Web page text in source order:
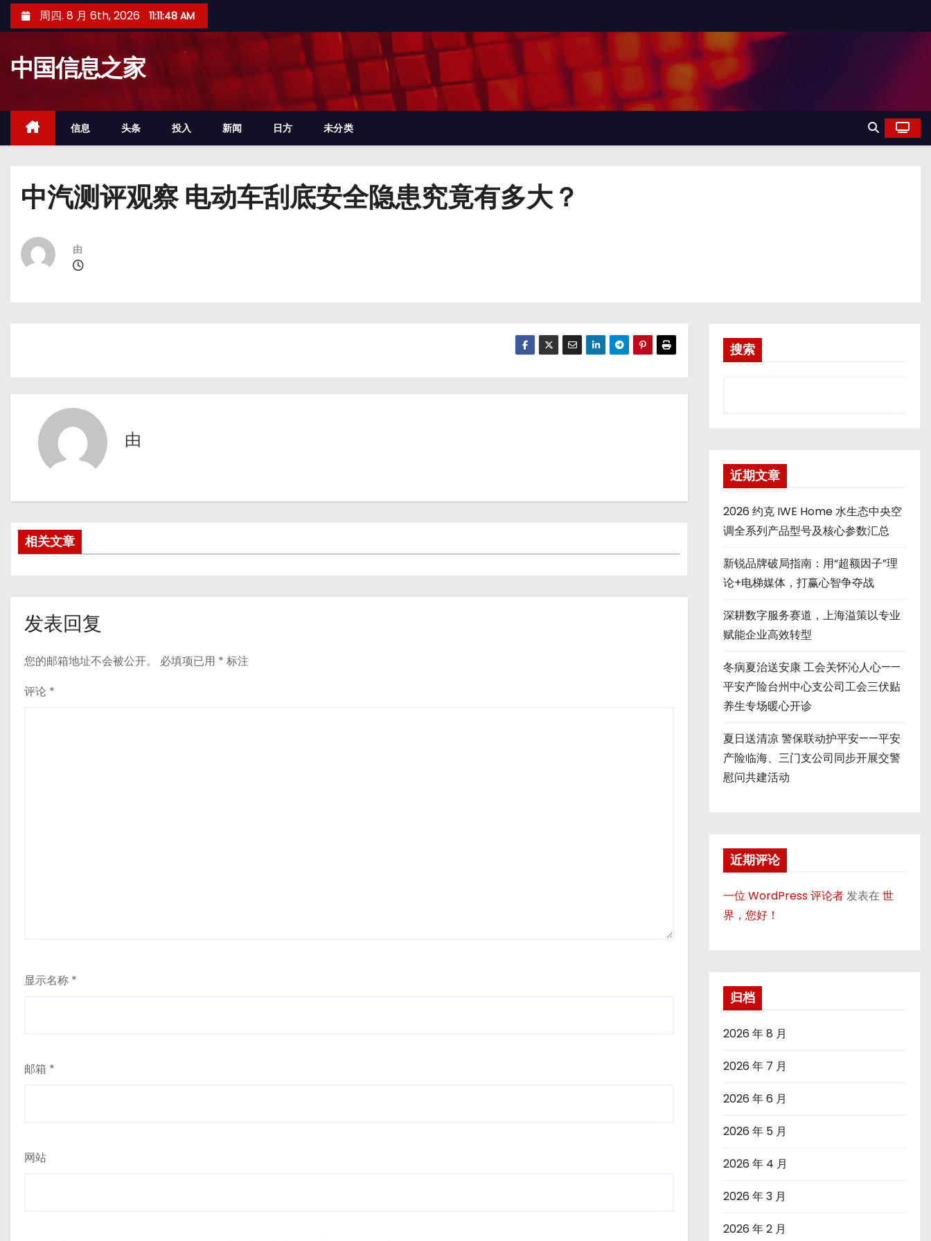
至
周四. 8 月 6th, 2026 11:11:49 AM
中国信息之家
信息 头条 投入 新闻 日方 未分类
中汽测评观察 电动车刮底安全隐患究竟有多大？
由
由
相关文章
发表回复
您的邮箱地址不会被公开。 必填项已用 * 标注
评论 *
显示名称 *
邮箱 *
网站
搜索
近期文章
2026 约克 IWE Home 水生态中央空
调全系列产品型号及核心参数汇总
新锐品牌破局指南：用“超额因子”理
论+电梯媒体，打赢心智争夺战
深耕数字服务赛道，上海溢策以专业
赋能企业高效转型
冬病夏治送安康 工会关怀沁人心——
平安产险台州中心支公司工会三伏贴
养生专场暖心开诊
夏日送清凉 警保联动护平安——平安
产险临海、三门支公司同步开展交警
慰问共建活动
近期评论
一位 WordPress 评论者发表在世
界，您好！
归档
2026 年 8 月
2026 年 7 月
2026 年 6 月
2026 年 5 月
2026 年 4 月
2026 年 3 月
2026 年 2 月